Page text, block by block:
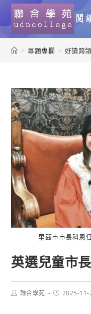
> 專題專欄 > 好讀跨
里茲市市長科恩
英選兒童市長
聯合學苑 2025-11-